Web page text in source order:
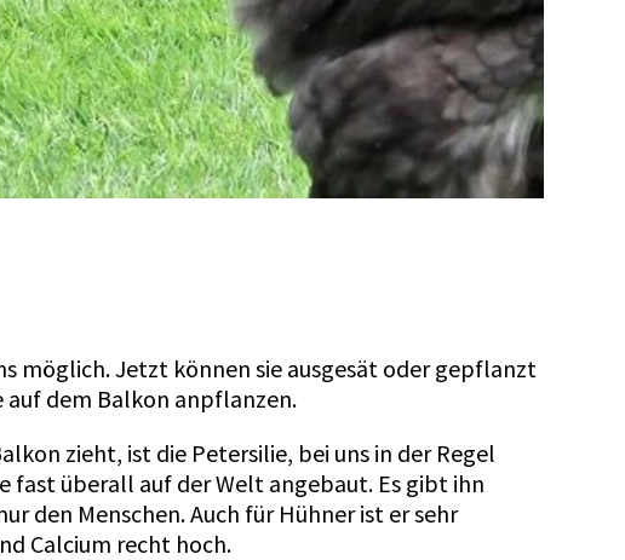
möglich. Jetzt können sie ausgesät oder gepflanzt
auf dem Balkon anpflanzen.
zieht, ist die Petersilie, bei uns in der Regel
überall auf der Welt angebaut. Es gibt ihn
den Menschen. Auch für Hühner ist er sehr
Calcium recht hoch.